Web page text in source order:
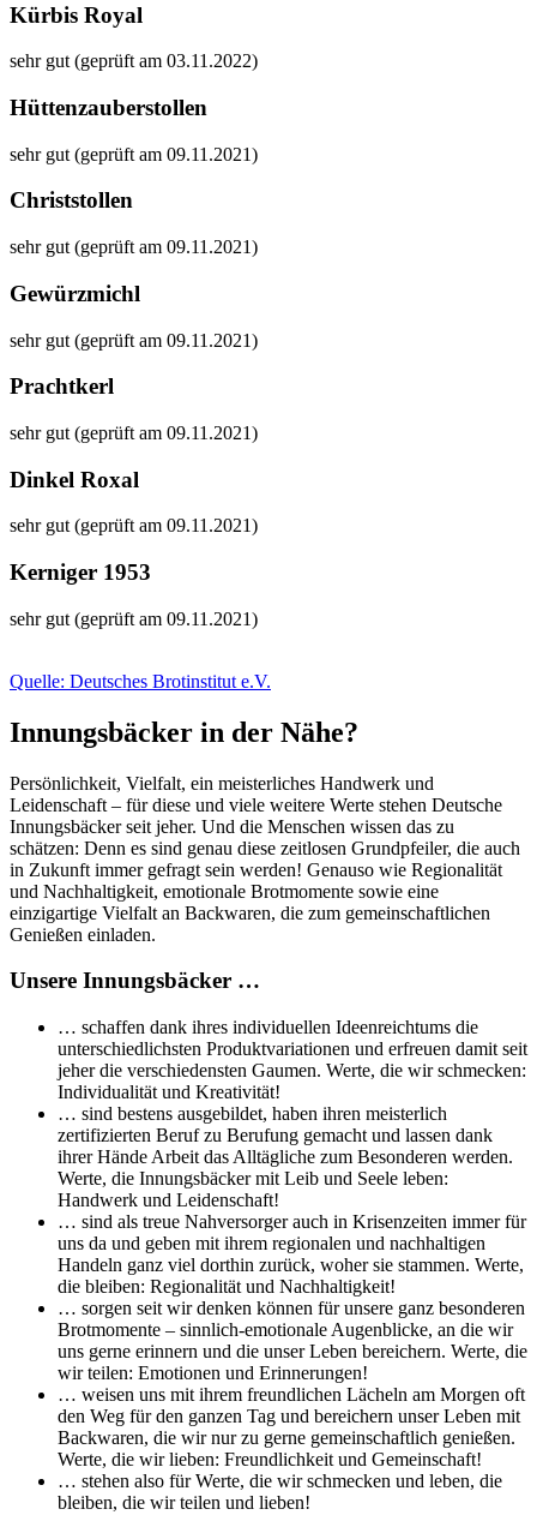
Kürbis Royal
sehr gut (geprüft am 03.11.2022)
Hüttenzauberstollen
sehr gut (geprüft am 09.11.2021)
Christstollen
sehr gut (geprüft am 09.11.2021)
Gewürzmichl
sehr gut (geprüft am 09.11.2021)
Prachtkerl
sehr gut (geprüft am 09.11.2021)
Dinkel Roxal
sehr gut (geprüft am 09.11.2021)
Kerniger 1953
sehr gut (geprüft am 09.11.2021)
Quelle: Deutsches Brotinstitut e.V.
Innungsbäcker in der Nähe?
Persönlichkeit, Vielfalt, ein meisterliches Handwerk und
Leidenschaft – für diese und viele weitere Werte stehen Deutsche
Innungsbäcker seit jeher. Und die Menschen wissen das zu
schätzen: Denn es sind genau diese zeitlosen Grundpfeiler, die auch
in Zukunft immer gefragt sein werden! Genauso wie Regionalität
und Nachhaltigkeit, emotionale Brotmomente sowie eine
einzigartige Vielfalt an Backwaren, die zum gemeinschaftlichen
Genießen einladen.
Unsere Innungsbäcker …
… schaffen dank ihres individuellen Ideenreichtums die
unterschiedlichsten Produktvariationen und erfreuen damit seit
jeher die verschiedensten Gaumen. Werte, die wir schmecken:
Individualität und Kreativität!
… sind bestens ausgebildet, haben ihren meisterlich
zertifizierten Beruf zu Berufung gemacht und lassen dank
ihrer Hände Arbeit das Alltägliche zum Besonderen werden.
Werte, die Innungsbäcker mit Leib und Seele leben:
Handwerk und Leidenschaft!
… sind als treue Nahversorger auch in Krisenzeiten immer für
uns da und geben mit ihrem regionalen und nachhaltigen
Handeln ganz viel dorthin zurück, woher sie stammen. Werte,
die bleiben: Regionalität und Nachhaltigkeit!
… sorgen seit wir denken können für unsere ganz besonderen
Brotmomente – sinnlich-emotionale Augenblicke, an die wir
uns gerne erinnern und die unser Leben bereichern. Werte, die
wir teilen: Emotionen und Erinnerungen!
… weisen uns mit ihrem freundlichen Lächeln am Morgen oft
den Weg für den ganzen Tag und bereichern unser Leben mit
Backwaren, die wir nur zu gerne gemeinschaftlich genießen.
Werte, die wir lieben: Freundlichkeit und Gemeinschaft!
… stehen also für Werte, die wir schmecken und leben, die
bleiben, die wir teilen und lieben!